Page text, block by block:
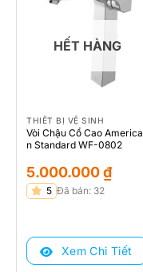
HẾT HÀNG
THIẾT BỊ VỆ SINH
Vòi Chậu Cổ Cao America
n Standard WF-0802
5.000.000₫
5 Đã bán: 32
Xem Chi Tiết